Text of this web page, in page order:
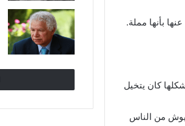
بأنها مملة.
كان يتخيل
من الناس